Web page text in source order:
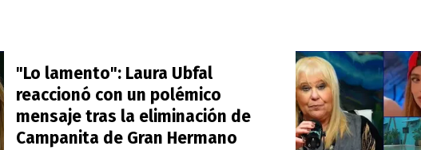
"Lo lamento": Laura Ubfal
reaccionó con un polémico
mensaje tras la eliminación de
Campanita de Gran Hermano